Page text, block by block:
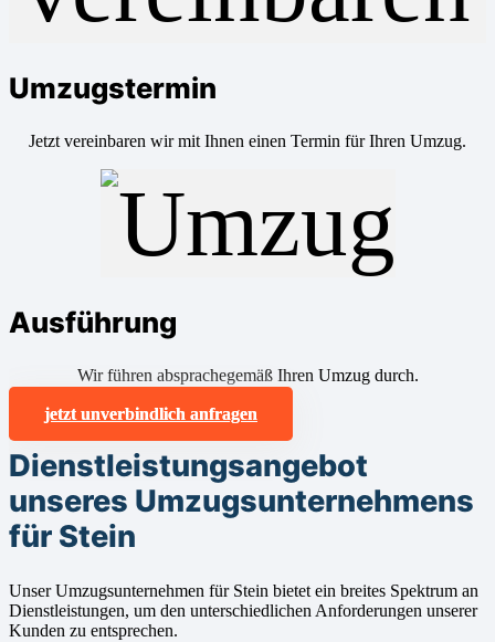
Umzugstermin
Jetzt vereinbaren wir mit Ihnen einen Termin für Ihren Umzug.
Ausführung
Wir führen absprachegemäß Ihren Umzug durch.
jetzt unverbindlich anfragen
Dienstleistungsangebot
unseres Umzugsunternehmens
für Stein
Unser Umzugsunternehmen für Stein bietet ein breites Spektrum an
Dienstleistungen, um den unterschiedlichen Anforderungen unserer
Kunden zu entsprechen.